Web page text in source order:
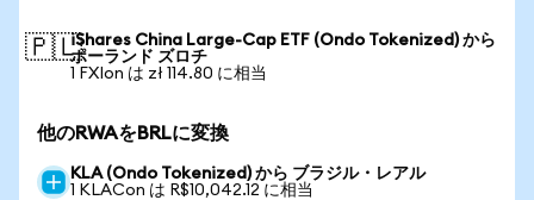
🇵🇱iShares China Large-Cap ETF (Ondo Tokenized) から
ポーランド ズロチ
1 FXIon は zł 114.80 に相当
他のRWAをBRLに変換
KLA (Ondo Tokenized) から ブラジル・レアル
1 KLACon は R$10,042.12 に相当